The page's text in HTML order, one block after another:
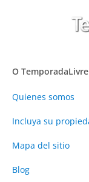
O TemporadaLivre
Quienes somos
Incluya su
Mapa del sitio
Blog